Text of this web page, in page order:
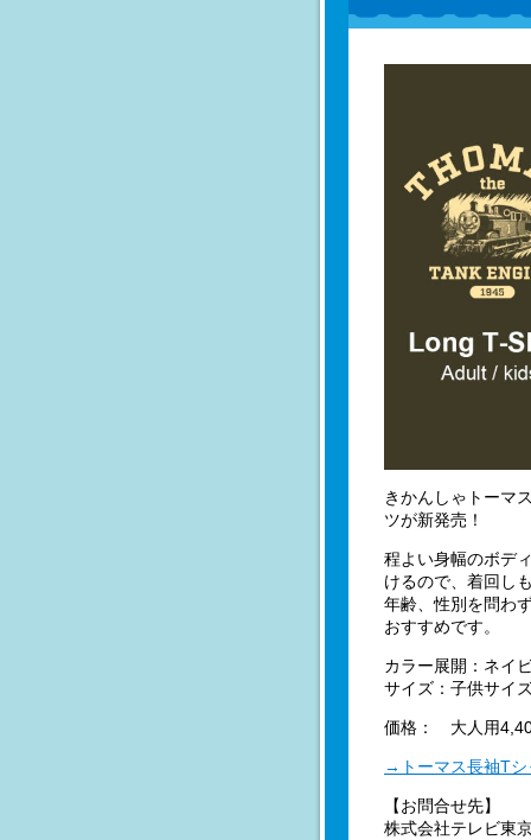
きかんしゃトーマ
ツが新発売！
程よい身幅のボデ
けるので、着回し
年齢、性別を問わ
おすすめです。
カラー展開：ネイ
サイズ：子供サイ
価格： 大人用
→トーマス長袖Tシ
【お問合せ先】
株式会社テレビ東